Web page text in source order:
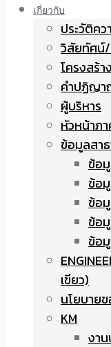
เกี่ยวกับ
ประวัติคว
วิสัยทัศน์
โครงสร้
คำปฏิญา
ผู้บริหาร
หัวหน้าภ
ข้อมูลสา
ข้อ
ข้อ
ข้อ
ข้อ
ข้อ
เขียว)
นโยบาย
KM
งา